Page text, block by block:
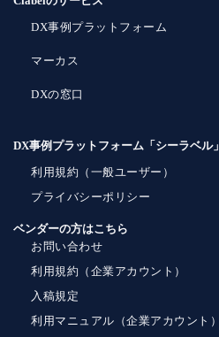
DX事例プラットフォーム
マーカス
DXの窓口
DX事例プラットフォーム「シーラベル」
利用規約（一般ユーザー）
プライバシーポリシー
ベンダーの方はこちら
お問い合わせ
利用規約（企業アカウント）
入稿規定
利用マニュアル（企業アカウント）